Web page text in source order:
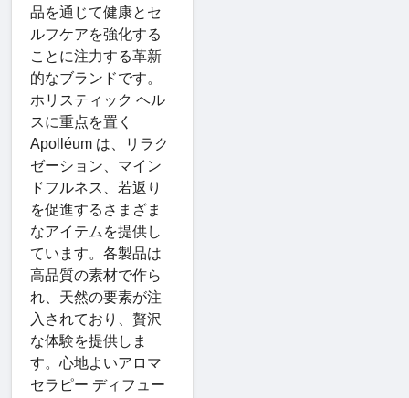
品を通じて健康とセ
ルフケアを強化する
ことに注力する革新
的なブランドです。
ホリスティック ヘル
スに重点を置く
Apolléum は、リラク
ゼーション、マイン
ドフルネス、若返り
を促進するさまざま
なアイテムを提供し
ています。各製品は
高品質の素材で作ら
れ、天然の要素が注
入されており、贅沢
な体験を提供しま
す。心地よいアロマ
セラピー ディフュー